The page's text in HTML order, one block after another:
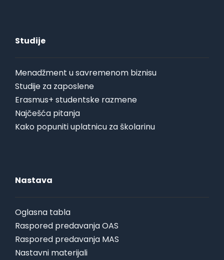
Studije
Menadžment u savremenom biznisu
Studije za zaposlene
Erasmus+ studentske razmene
Najčešća pitanja
Kako popuniti uplatnicu za školarinu
Nastava
Oglasna tabla
Raspored predavanja OAS
Raspored predavanja MAS
Nastavni materijali